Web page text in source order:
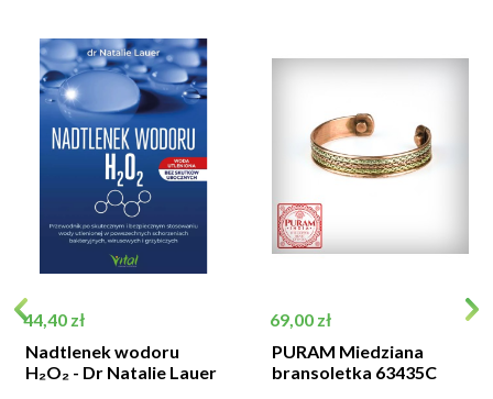
Cena
44,40 zł
Nadtlenek wodoru
H₂O₂ - Dr Natalie Lauer
Cena
69,00 zł
PURAM Miedziana
bransoletka 63435C